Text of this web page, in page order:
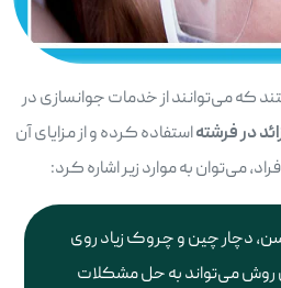
که می‌توانند از خدمات جوانسازی در
در فرشتهاستفاده کرده و از مزایای آن
می‌توان به موارد زیر اشاره کرد:
سن، دچار چین و چروک زیاد روی
روش می‌تواند به حل مشکلات